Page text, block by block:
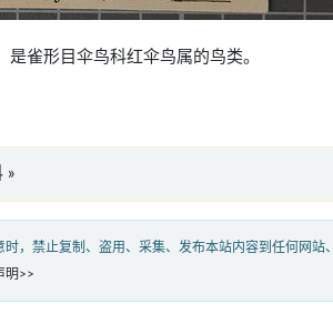
雀形目伞鸟科红伞鸟属的鸟类。
»
，禁止复制、盗用、采集、发布本站内容到任何网站
明>>